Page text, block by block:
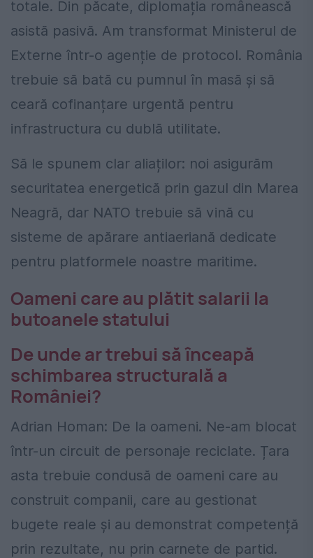
totale. Din păcate, diplomația românească
asistă pasivă. Am transformat Ministerul de
Externe într-o agenție de protocol. România
trebuie să bată cu pumnul în masă și să
ceară cofinanțare urgentă pentru
infrastructura cu dublă utilitate.
Să le spunem clar aliaților: noi asigurăm
securitatea energetică prin gazul din Marea
Neagră, dar NATO trebuie să vină cu
sisteme de apărare antiaeriană dedicate
pentru platformele noastre maritime.
Oameni care au plătit salarii la
butoanele statului
De unde ar trebui să înceapă
schimbarea structurală a
României?
Adrian Homan: De la oameni. Ne-am blocat
într-un circuit de personaje reciclate. Țara
asta trebuie condusă de oameni care au
construit companii, care au gestionat
bugete reale și au demonstrat competență
prin rezultate, nu prin carnete de partid.